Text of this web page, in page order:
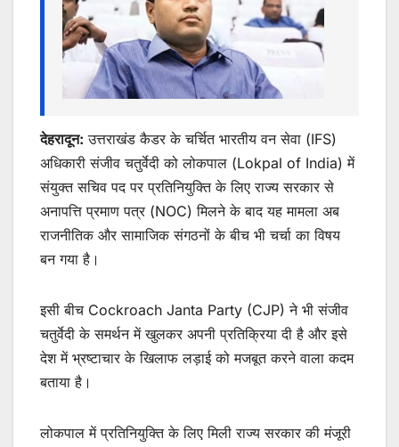
देहरादून: उत्तराखंड कैडर के चर्चित भारतीय वन सेवा (IFS)
अधिकारी संजीव चतुर्वेदी को लोकपाल (Lokpal of India) में
संयुक्त सचिव पद पर प्रतिनियुक्ति के लिए राज्य सरकार से
अनापत्ति प्रमाण पत्र (NOC) मिलने के बाद यह मामला अब
राजनीतिक और सामाजिक संगठनों के बीच भी चर्चा का विषय
बन गया है।
इसी बीच Cockroach Janta Party (CJP) ने भी संजीव
चतुर्वेदी के समर्थन में खुलकर अपनी प्रतिक्रिया दी है और इसे
देश में भ्रष्टाचार के खिलाफ लड़ाई को मजबूत करने वाला कदम
बताया है।
लोकपाल में प्रतिनियुक्ति के लिए मिली राज्य सरकार की मंजूरी